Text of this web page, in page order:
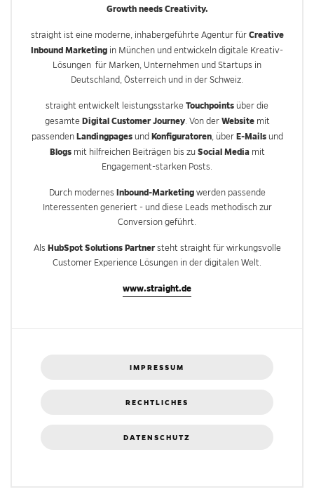
Growth needs Creativity.
straight ist eine moderne, inhabergeführte Agentur für Creative
Inbound Marketing in München und entwickeln digitale Kreativ-
Lösungen für Marken, Unternehmen und Startups in
Deutschland, Österreich und in der Schweiz.
straight entwickelt leistungsstarke Touchpoints über die
gesamte Digital Customer Journey. Von der Websitemit
passenden Landingpagesund Konfiguratoren, über E-Mailsund
Blogsmit hilfreichen Beiträgen bis zu Social Mediamit
Engagement-starken Posts.
Durch modernes Inbound-Marketingwerden passende
Interessenten generiert - und diese Leads methodisch zur
Conversion geführt.
Als HubSpot Solutions Partnersteht straight für wirkungsvolle
Customer Experience Lösungen in der digitalen Welt.
www.straight.de
IMPRESSUM
RECHTLICHES
DATENSCHUTZ